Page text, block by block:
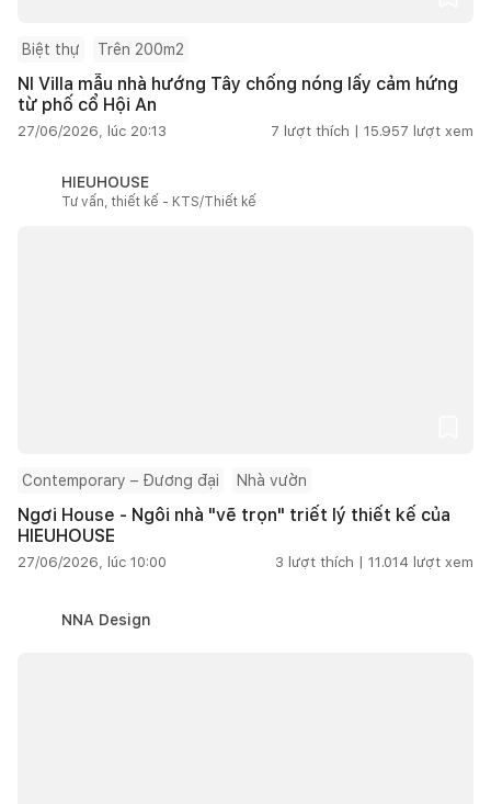
Biệt thự Trên 200m2
NI Villa mẫu nhà hướng Tây chống nóng lấy cảm hứng
từ phố cổ Hội An
27/06/2026, lúc 20:13 7 lượt thích | 15.957 lượt xem
HIEUHOUSE
Tư vấn, thiết kế - KTS/Thiết kế
Contemporary – Đương đại Nhà vườn
Ngơi House - Ngôi nhà "vẽ trọn" triết lý thiết kế của
HIEUHOUSE
27/06/2026, lúc 10:00 3 lượt thích | 11.014 lượt xem
NNA Design